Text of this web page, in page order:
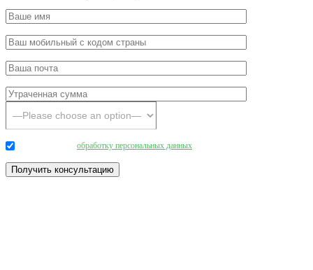
обработку персональных данных